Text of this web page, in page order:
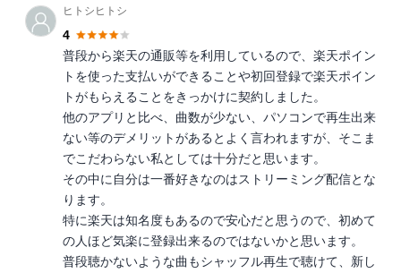
ヒトシヒトシ
4
普段から楽天の通販等を利用しているので、楽天ポイン
トを使った支払いができることや初回登録で楽天ポイン
トがもらえることをきっかけに契約しました。
他のアプリと比べ、曲数が少ない、パソコンで再生出来
ない等のデメリットがあるとよく言われますが、そこま
でこだわらない私としては十分だと思います。
その中に自分は一番好きなのはストリーミング配信とな
ります。
特に楽天は知名度もあるので安心だと思うので、初めて
の人ほど気楽に登録出来るのではないかと思います。
普段聴かないような曲もシャッフル再生で聴けて、新し